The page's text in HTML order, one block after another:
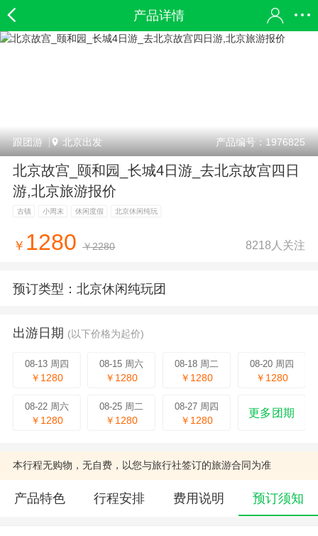
产品详情
产品编号：1976825
跟团游 北京出发
北京故宫_颐和园_长城4日游_去北京故宫四日
游,北京旅游报价
古镇 小周末 休闲度假 北京休闲纯玩
8218人关注
￥ 1280 ￥2280
预订类型： 北京休闲纯玩团
出游日期 (以下价格为起价)
08-13 周四
￥1280
08-15 周六
￥1280
08-18 周二
￥1280
08-20 周四
￥1280
08-22 周六
￥1280
08-25 周二
￥1280
08-27 周四
￥1280
更多团期
本行程无购物，无自费，以您与旅行社签订的旅游合同为准
产品特色 行程安排 费用说明 预订须知